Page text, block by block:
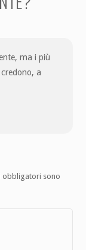
ma i più
a
obbligatori sono